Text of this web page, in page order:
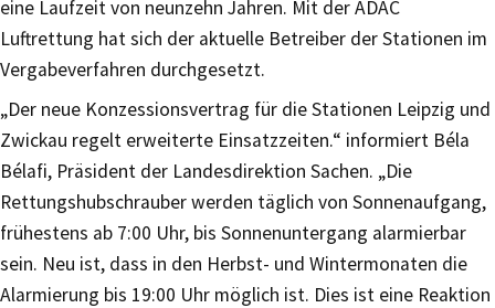
eine Laufzeit von neunzehn Jahren. Mit der ADAC
Luftrettung hat sich der aktuelle Betreiber der Stationen im
Vergabeverfahren durchgesetzt.
„Der neue Konzessionsvertrag für die Stationen Leipzig und
Zwickau regelt erweiterte Einsatzzeiten.“ informiert Béla
Bélafi, Präsident der Landesdirektion Sachen. „Die
Rettungshubschrauber werden täglich von Sonnenaufgang,
frühestens ab 7:00 Uhr, bis Sonnenuntergang alarmierbar
sein. Neu ist, dass in den Herbst- und Wintermonaten die
Alarmierung bis 19:00 Uhr möglich ist. Dies ist eine Reaktion